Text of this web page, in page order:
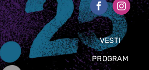
VESTI
PROGRAM